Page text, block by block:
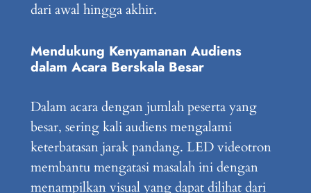
dari awal hingga akhir.
Mendukung Kenyamanan Audiens
dalam Acara Berskala Besar
Dalam acara dengan jumlah peserta yang
besar, sering kali audiens mengalami
keterbatasan jarak pandang. LED videotron
membantu mengatasi masalah ini dengan
menampilkan visual yang dapat dilihat dari